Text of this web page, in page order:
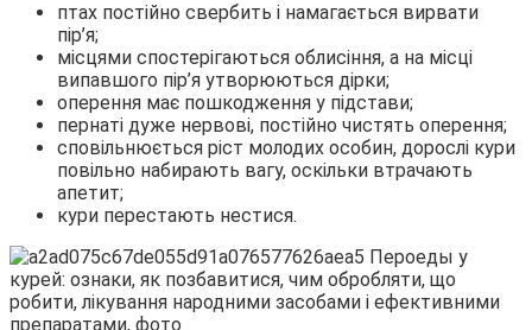
птах постійно свербить і намагається вирвати
пір’я;
місцями спостерігаються облисіння, а на місці
випавшого пір’я утворюються дірки;
оперення має пошкодження у підстави;
пернаті дуже нервові, постійно чистять оперення;
сповільнюється ріст молодих особин, дорослі кури
повільно набирають вагу, оскільки втрачають
апетит;
кури перестають нестися.